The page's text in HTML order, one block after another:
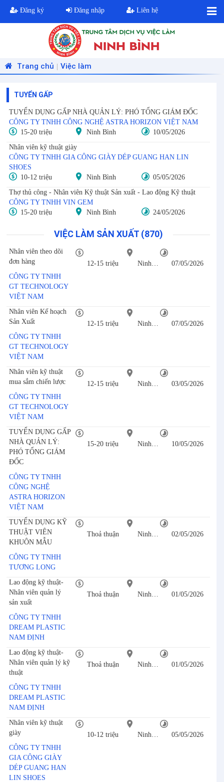
Đăng ký Đăng nhập Liên hệ
Trang chủ Việc làm
TUYỂN GẤP
TUYỂN DỤNG GẤP NHÀ QUẢN LÝ: PHÓ TỔNG GIÁM ĐỐC
CÔNG TY TNHH CÔNG NGHỆ ASTRA HORIZON VIỆT NAM
15-20 triệu
Ninh Bình
10/05/2026
Nhân viên kỹ thuật giày
CÔNG TY TNHH GIA CÔNG GIÀY DÉP GUANG HAN LIN
SHOES
10-12 triệu
Ninh Bình
05/05/2026
Thợ thủ công - Nhân viên Kỹ thuật Sản xuất - Lao động Kỹ thuật
CÔNG TY TNHH VIN GEM
15-20 triệu
Ninh Bình 24/05/2026
VIỆC LÀM SẢN XUẤT (870)
Nhân viên theo dõi
đơn hàng
CÔNG TY TNHH
GT TECHNOLOGY
VIỆT NAM
12-15 triệu Ninh Bình 07/05/2026
Nhân viên Kế hoạch
Sản Xuất
CÔNG TY TNHH
GT TECHNOLOGY
VIỆT NAM
12-15 triệu Ninh Bình 07/05/2026
Nhân viên kỹ thuật
mua sắm chiến lược
CÔNG TY TNHH
GT TECHNOLOGY
VIỆT NAM
12-15 triệu Ninh Bình 03/05/2026
TUYỂN DỤNG GẤP
NHÀ QUẢN LÝ:
PHÓ TỔNG GIÁM
ĐỐC
CÔNG TY TNHH
CÔNG NGHỆ
ASTRA HORIZON
VIỆT NAM
15-20 triệu Ninh Bình 10/05/2026
TUYỂN DỤNG KỸ
THUẬT VIÊN
KHUÔN MẪU
CÔNG TY TNHH
TƯƠNG LONG
Thoả thuận Ninh Bình 02/05/2026
Lao động kỹ thuật-
Nhân viên quản lý
sản xuất
CÔNG TY TNHH
DREAM PLASTIC
NAM ĐỊNH
Thoả thuận Ninh Bình 01/05/2026
Lao động kỹ thuật-
Nhân viên quản lý kỹ
thuật
CÔNG TY TNHH
DREAM PLASTIC
NAM ĐỊNH
Thoả thuận Ninh Bình 01/05/2026
Nhân viên kỹ thuật
giày
CÔNG TY TNHH
GIA CÔNG GIÀY
DÉP GUANG HAN
LIN SHOES
10-12 triệu Ninh Bình 05/05/2026